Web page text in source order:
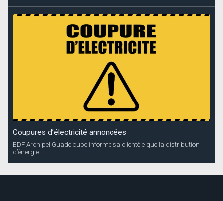
Coupures d’électricité annoncées
EDF Archipel Guadeloupe informe sa clientèle que la distribution
d’énergie...